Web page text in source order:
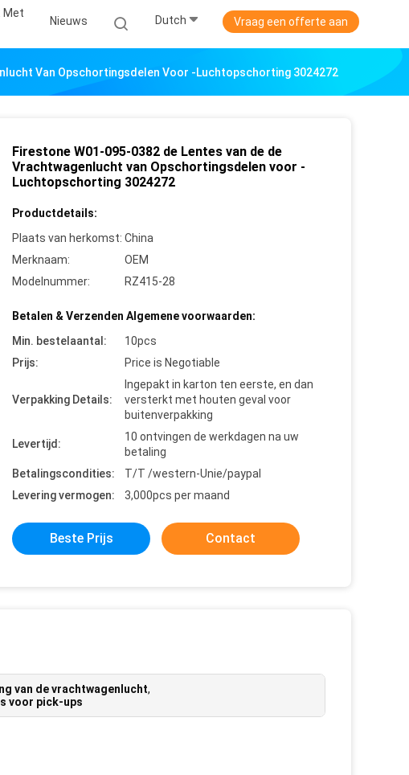
Met
Nieuws Dutch Vraag een offerte aan
Van Opschortingsdelen Voor -Luchtopschorting 3024272
Firestone W01-095-0382 de Lentes van de de
Vrachtwagenlucht van Opschortingsdelen voor -
Luchtopschorting 3024272
Productdetails:
Plaats van herkomst: China
Merknaam:
OEM
Modelnummer:
RZ415-28
Betalen & Verzenden Algemene voorwaarden:
Min. bestelaantal:
10pcs
Prijs:
Price is Negotiable
Verpakking Details:
Ingepakt in karton ten eerste, en dan
versterkt met houten geval voor
buitenverpakking
Levertijd:
10 ontvingen de werkdagen na uw
betaling
Betalingscondities:
T/T /western-Unie/paypal
Levering vermogen:
3,000pcs per maand
Beste Prijs Contact
van de vrachtwagenlucht,
voor pick-ups